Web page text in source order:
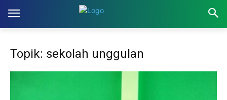
Topik: sekolah unggulan